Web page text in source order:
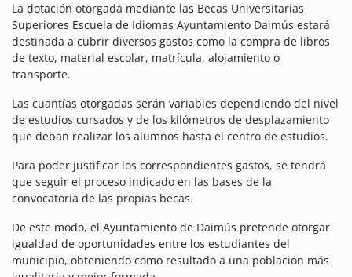
La dotación otorgada mediante las Becas Universitarias
Superiores Escuela de Idiomas Ayuntamiento Daimús estará
destinada a cubrir diversos gastos como la compra de libros
de texto, material escolar, matrícula, alojamiento o
transporte.
Las cuantías otorgadas serán variables dependiendo del nivel
de estudios cursados y de los kilómetros de desplazamiento
que deban realizar los alumnos hasta el centro de estudios.
Para poder justificar los correspondientes gastos, se tendrá
que seguir el proceso indicado en las bases de la
convocatoria de las propias becas.
De este modo, el Ayuntamiento de Daimús pretende otorgar
igualdad de oportunidades entre los estudiantes del
municipio, obteniendo como resultado a una población más